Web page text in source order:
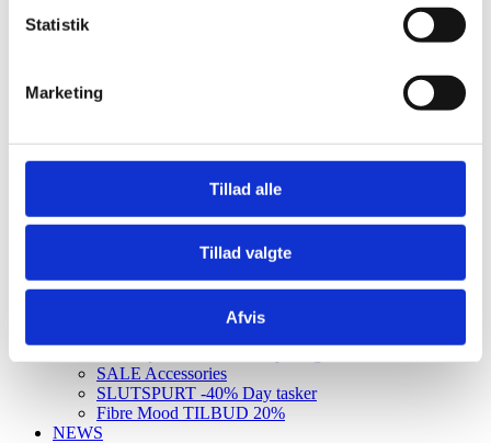
Statistik
Marketing
Tillad alle
Tillad valgte
Afvis
Holiday-prices Liberty Fabrics
TILBUD sytilbehør
SALE
SALE baby toys
SALE Liberty bed linen
SALE breastfeeding, nursery
SALE Accessories
SLUTSPURT -40% Day tasker
Fibre Mood TILBUD 20%
NEWS